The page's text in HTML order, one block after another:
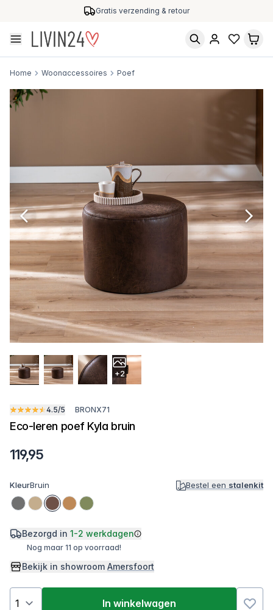
Gratis verzending & retour
Home Woonaccessoires Poef
+2
4.5/5 BRONX71
Eco-leren poef Kyla bruin
119,95
KleurBruin Bestel een stalenkit
Bezorgd in 1-2 werkdagen
Nog maar 11 op voorraad!
Bekijk in showroom Amersfoort
In winkelwagen